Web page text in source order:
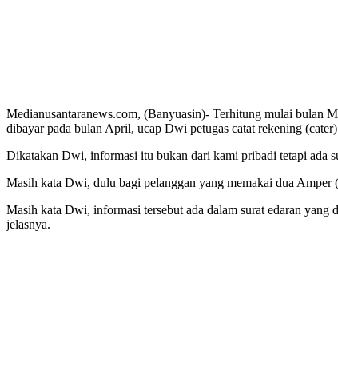
Medianusantaranews.com, (Banyuasin)- Terhitung mulai bulan
dibayar pada bulan April, ucap Dwi petugas catat rekening
Dikatakan Dwi, informasi itu bukan dari kami pribadi tetapi ada
Masih kata Dwi, dulu bagi pelanggan yang memakai dua
Masih kata Dwi, informasi tersebut ada dalam surat edaran yang
jelasnya.